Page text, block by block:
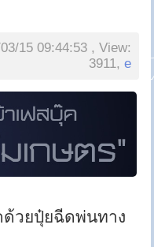
15 09:44:53 , View:
3911,e
ด้วยปุ๋ยฉีดพ่นทาง